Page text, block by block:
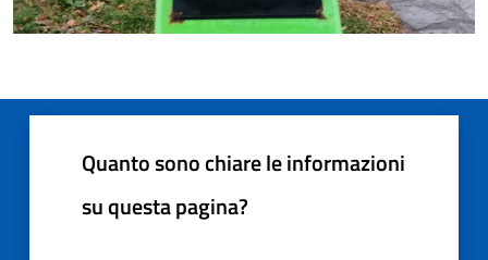
Quanto sono chiare le informazioni
su questa pagina?